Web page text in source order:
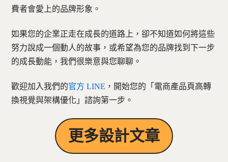
費者會愛上的品牌形象。
如果您的企業正走在成長的道路上，卻不知道如何將這些
努力說成一個動人的故事，或希望為您的品牌找到下一步
的成長動能，我們很樂意與您聊聊。
歡迎加入我們的官方 LINE ，開始您的「電商產品頁高轉
換視覺與架構優化」諮詢第一步。
更多設計文章